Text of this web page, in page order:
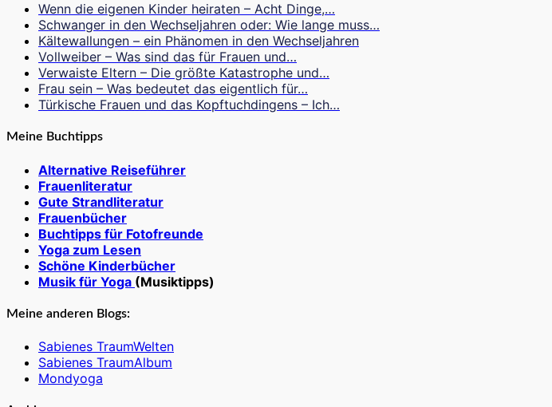
Wenn die eigenen Kinder heiraten – Acht Dinge,…
Schwanger in den Wechseljahren oder: Wie lange muss…
Kältewallungen – ein Phänomen in den Wechseljahren
Vollweiber – Was sind das für Frauen und…
Verwaiste Eltern – Die größte Katastrophe und…
Frau sein – Was bedeutet das eigentlich für…
Türkische Frauen und das Kopftuchdingens – Ich…
Meine Buchtipps
Alternative Reiseführer
Frauenliteratur
Gute Strandliteratur
Frauenbücher
Buchtipps für Fotofreunde
Yoga zum Lesen
Schöne Kinderbücher
Musik für Yoga (Musiktipps)
Meine anderen Blogs:
Sabienes TraumWelten
Sabienes TraumAlbum
Mondyoga